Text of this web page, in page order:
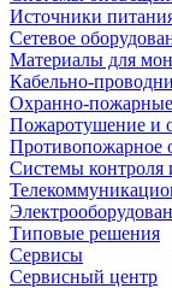
Источники
Сетевое
Материалы для
Кабельно-
Охранно-
Пожаротушение и
Противопожарное
Системы контроля
Типовые решения
Сервисы
Сервисный центр